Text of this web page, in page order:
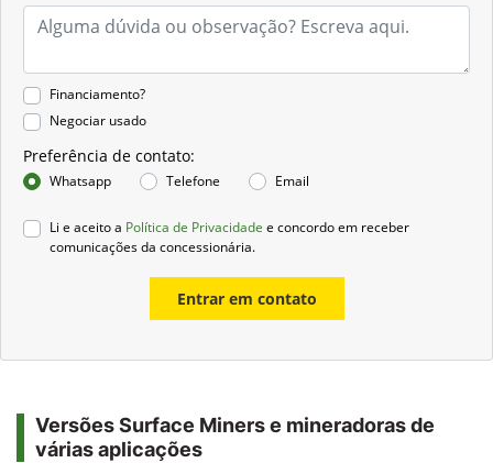
Financiamento?
Negociar usado
Preferência de contato:
Whatsapp Telefone Email
Li e aceito a Política de Privacidade e concordo em receber
comunicações da concessionária.
Entrar em contato
Versões Surface Miners e mineradoras de
várias aplicações